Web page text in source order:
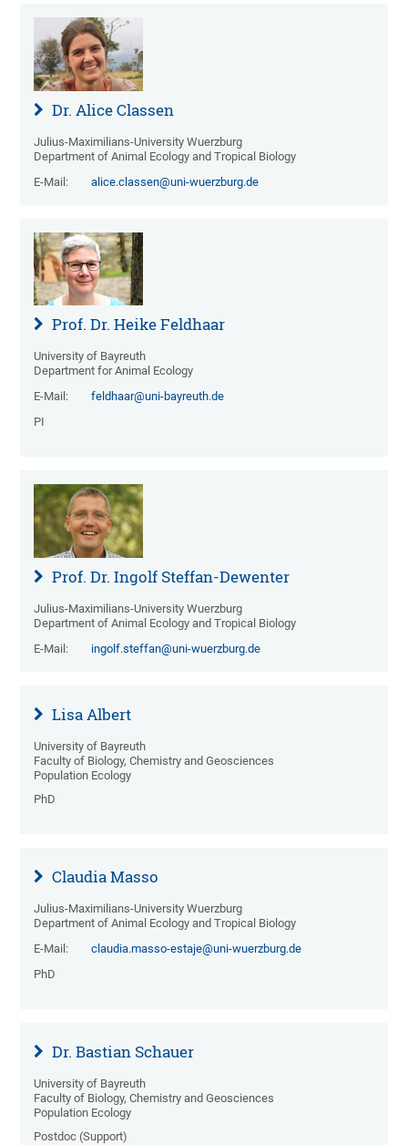
Dr. Alice Classen
Julius-Maximilians-University Wuerzburg
Department of Animal Ecology and Tropical Biology
E-Mail:
alice.classen@uni-wuerzburg.de
Prof. Dr. Heike Feldhaar
University of Bayreuth
Department for Animal Ecology
E-Mail:
feldhaar@uni-bayreuth.de
PI
Prof. Dr. Ingolf Steffan-Dewenter
Julius-Maximilians-University Wuerzburg
Department of Animal Ecology and Tropical Biology
E-Mail:
ingolf.steffan@uni-wuerzburg.de
Lisa Albert
University of Bayreuth
Faculty of Biology, Chemistry and Geosciences
Population Ecology
PhD
Claudia Masso
Julius-Maximilians-University Wuerzburg
Department of Animal Ecology and Tropical Biology
E-Mail:
claudia.masso-estaje@uni-wuerzburg.de
PhD
Dr. Bastian Schauer
University of Bayreuth
Faculty of Biology, Chemistry and Geosciences
Population Ecology
Postdoc (Support)